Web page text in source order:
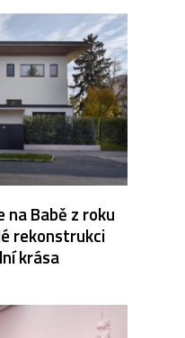
na Babě z roku
rekonstrukci
krása